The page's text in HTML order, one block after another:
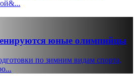
юные олимпийцы
по зимним видам спорта,